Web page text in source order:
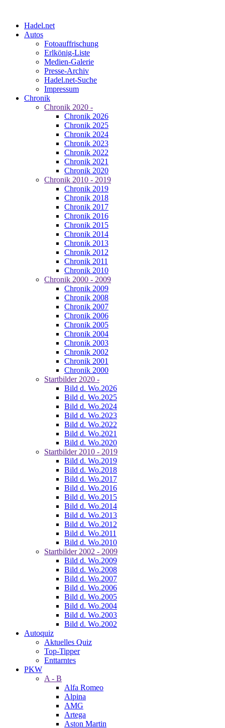
Hadel.net
Autos
Fotoauffrischung
Erlkönig-Liste
Medien-Galerie
Presse-Archiv
Hadel.net-Suche
Impressum
Chronik
Chronik 2020 -
Chronik 2026
Chronik 2025
Chronik 2024
Chronik 2023
Chronik 2022
Chronik 2021
Chronik 2020
Chronik 2010 - 2019
Chronik 2019
Chronik 2018
Chronik 2017
Chronik 2016
Chronik 2015
Chronik 2014
Chronik 2013
Chronik 2012
Chronik 2011
Chronik 2010
Chronik 2000 - 2009
Chronik 2009
Chronik 2008
Chronik 2007
Chronik 2006
Chronik 2005
Chronik 2004
Chronik 2003
Chronik 2002
Chronik 2001
Chronik 2000
Startbilder 2020 -
Bild d. Wo.2026
Bild d. Wo.2025
Bild d. Wo.2024
Bild d. Wo.2023
Bild d. Wo.2022
Bild d. Wo.2021
Bild d. Wo.2020
Startbilder 2010 - 2019
Bild d. Wo.2019
Bild d. Wo.2018
Bild d. Wo.2017
Bild d. Wo.2016
Bild d. Wo.2015
Bild d. Wo.2014
Bild d. Wo.2013
Bild d. Wo.2012
Bild d. Wo.2011
Bild d. Wo.2010
Startbilder 2002 - 2009
Bild d. Wo.2009
Bild d. Wo.2008
Bild d. Wo.2007
Bild d. Wo.2006
Bild d. Wo.2005
Bild d. Wo.2004
Bild d. Wo.2003
Bild d. Wo.2002
Autoquiz
Aktuelles Quiz
Top-Tipper
Enttarntes
PKW
A - B
Alfa Romeo
Alpina
AMG
Artega
Aston Martin